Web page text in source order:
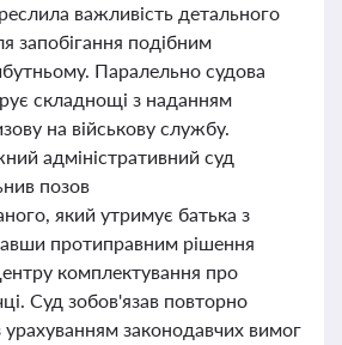
важливість детального
запобігання подібним
Паралельно судова
складнощі з наданням
на військову службу.
адміністративний суд
позов
який утримує батька з
протиправним рішення
комплектування про
Суд зобов'язав повторно
урахуванням законодавчих вимог